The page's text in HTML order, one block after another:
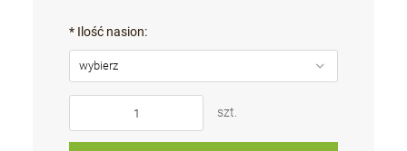
* Ilość nasion:
szt.